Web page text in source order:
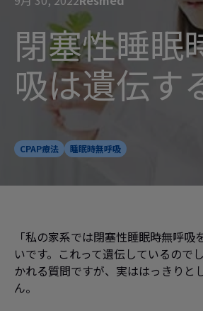
閉塞性睡眠
吸は遺伝す
CPAP療法 睡眠時無呼吸
「私の家系では閉塞性睡眠時無呼吸
いです。これって遺伝しているので
かれる質問ですが、実ははっきりと
ん。